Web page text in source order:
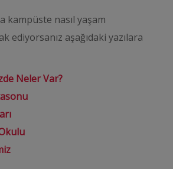
kampüste nasıl yaşam
ediyorsanız aşağıdaki yazılara
Neler Var?